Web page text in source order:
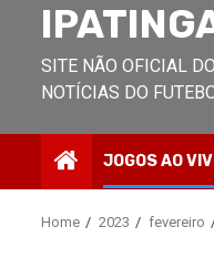
SITE NÃO OFICIAL
NOTÍCIAS DO
JOGOS AO
Home 2023 fevereiro